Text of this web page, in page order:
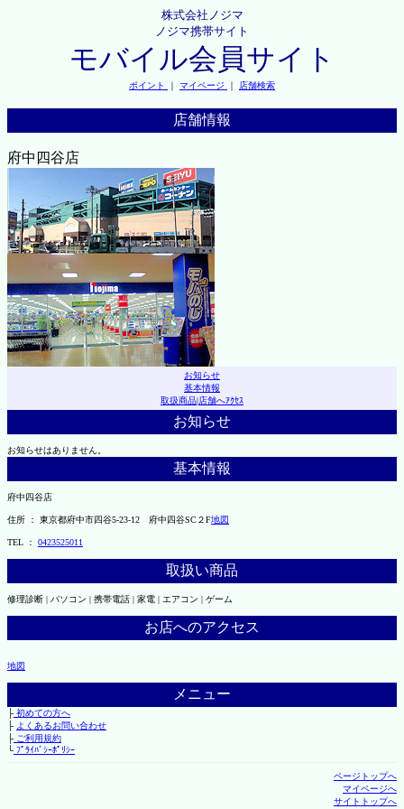
株式会社ノジマ
ノジマ携帯サイト
モバイル会員サイト
ポイント ｜ マイページ ｜ 店舗検索
店舗情報
府中四谷店
お知らせ
基本情報
取扱商品|店舗へｱｸｾｽ
お知らせ
お知らせはありません。
基本情報
府中四谷店
住所 ： 東京都府中市四谷5-23-12 府中四谷SC２F地図
TEL ： 0423525011
取扱い商品
修理診断 | パソコン | 携帯電話 | 家電 | エアコン | ゲーム
お店へのアクセス
地図
メニュー
├初めての方へ
├ よくあるお問い合わせ
├ご利用規約
└ﾌﾟﾗｲﾊﾞｼｰﾎﾟﾘｼｰ
ページトップへ
マイページへ
サイトトップへ